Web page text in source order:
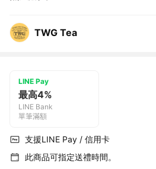
TWG Tea
LINE Pay
最高4%
LINE Bank
單筆滿額
支援LINE Pay / 信用卡
此商品可指定送禮時間。